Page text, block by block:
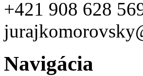
+421 908 628
Navigácia